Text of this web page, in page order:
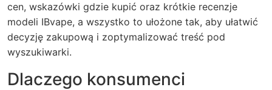
cen, wskazówki gdzie kupić oraz krótkie recenzje
modeli IBvape, a wszystko to ułożone tak, aby ułatwić
decyzję zakupową i zoptymalizować treść pod
wyszukiwarki.
Dlaczego konsumenci